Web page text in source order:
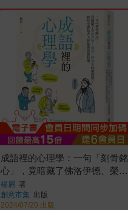
成語裡的心理學：一句「刻骨銘
心」，竟暗藏了佛洛伊德、榮
格、阿德勒的情結說？跨時空連
結古人智慧與思想科學
楊眉 著
創意市集 出版
2024/07/20 出版